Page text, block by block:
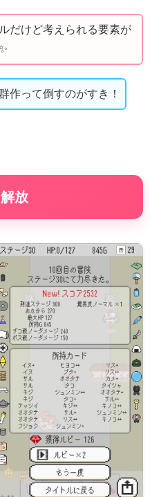
だけど考えられる要素が
作って倒すのがすき！
放